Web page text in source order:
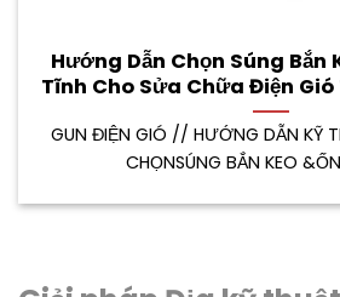
Hướng Dẫn Chọn Súng Bắn
Tĩnh Cho Sửa Chữa Điện
GUN ĐIỆN GIÓ // HƯỚNG DẪN KỸ
CHỌNSÚNG BẮN KEO